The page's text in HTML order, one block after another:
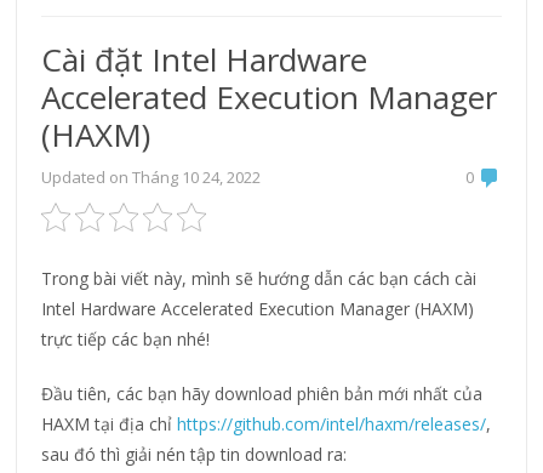
Cài đặt Intel Hardware
Accelerated Execution Manager
(HAXM)
Updated onTháng 10 24, 2022 0
Trong bài viết này, mình sẽ hướng dẫn các bạn cách cài
Intel Hardware Accelerated Execution Manager (HAXM)
trực tiếp các bạn nhé!
Đầu tiên, các bạn hãy download phiên bản mới nhất của
HAXM tại địa chỉhttps://github.com/intel/haxm/releases/,
sau đó thì giải nén tập tin download ra: